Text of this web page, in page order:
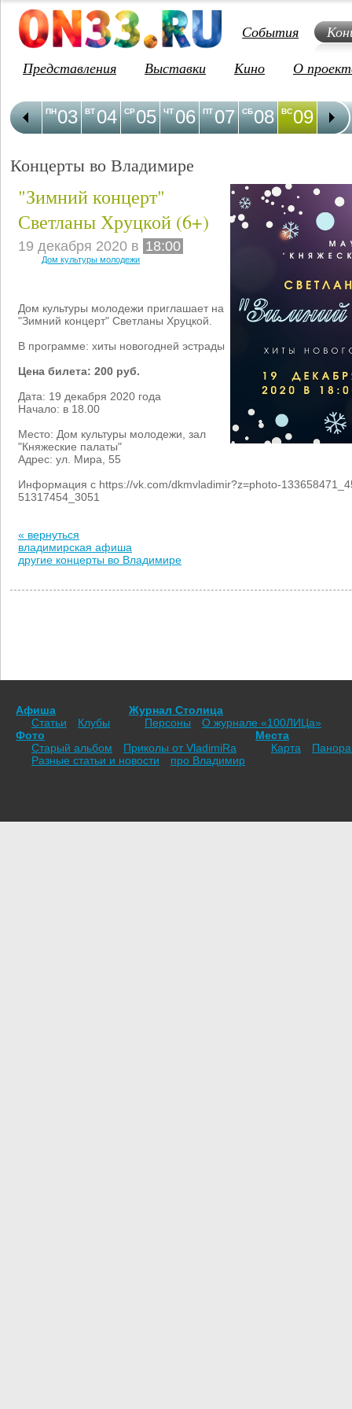
События
Представления
Выставки Кино О
03
ПН 04
ВТ 05
СР 06
ЧТ 07
ПТ 08
СБ 09
ВС 10
ПН
Концерты во Владимире
"Зимний концерт"
Светланы Хруцкой (6+)
19 декабря 2020 в 18:00
Дом культуры молодежи
Дом культуры молодежи приглашает на
"Зимний концерт" Светланы Хруцкой.
В программе: хиты новогодней эстрады
Цена билета: 200 руб.
Дата: 19 декабря 2020 года
Начало: в 18.00
Место: Дом культуры молодежи, зал
"Княжеские палаты"
Адрес: ул. Мира, 55
Информация с https://vk.com/dkmvladimir?z=photo-
51317454_3051
« вернуться
владимирская афиша
другие концерты во Владимире
Афиша
Статьи
Клубы
Журнал Столица
Персоны
О журнале «100ЛИЦа»
Фото
Старый альбом
Приколы от VladimiRа
Места
Карта
Разные статьи и новости
про Владимир